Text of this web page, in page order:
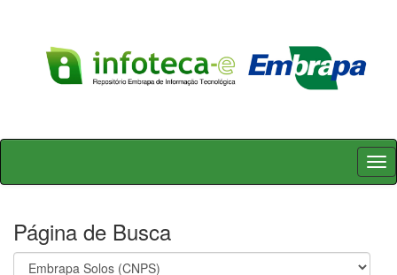
Skip
Página de Busca